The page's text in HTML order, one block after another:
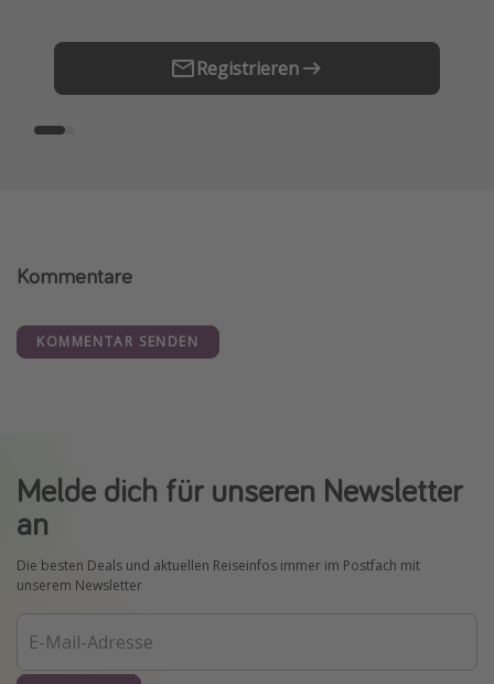
Registrieren
Kommentare
KOMMENTAR SENDEN
Melde dich für unseren Newsletter
an
Die besten Deals und aktuellen Reiseinfos immer im Postfach mit
unserem Newsletter